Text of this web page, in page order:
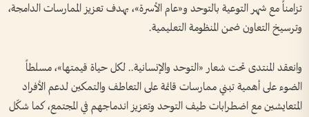
تزامناً مع شهر التوعية بالتوحد و«عام الأسرة»، بهدف تعزيز الممارسات الدامجة،
وترسيخ التعاون ضمن المنظومة التعليمية.
وانعقد المنتدى تحت شعار «التوحد والإنسانية.. لكل حياة قيمتها»، مسلطاً
الضوء على أهمية تبني ممارسات قائمة على التعاطف والتمكين لدعم الأفراد
المتعايشين مع اضطرابات طيف التوحد وتعزيز اندماجهم في المجتمع، كما شكّل